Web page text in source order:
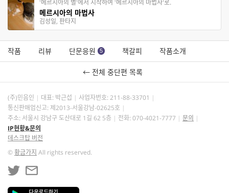
'메르시아의 별'에서 시작하여 '메르시아의 마법사'로.
메르시아의 마법사
김성일, 판타지
작품 리뷰 단문응원 5 책갈피 작품소개
← 전체 중단편 목록
(주)민음인 대표: 박근섭 사업자번호: 211-88-33701
통신판매업신고: 제2013-서울강남-02625호
주소: 서울시 강남구 도산대로 1길 62 5층
전화: 070-4021-7777
문의
IP현황&문의
데스크탑 버전
©황금가지 All rights reserved.